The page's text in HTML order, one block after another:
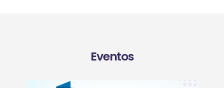
Eventos